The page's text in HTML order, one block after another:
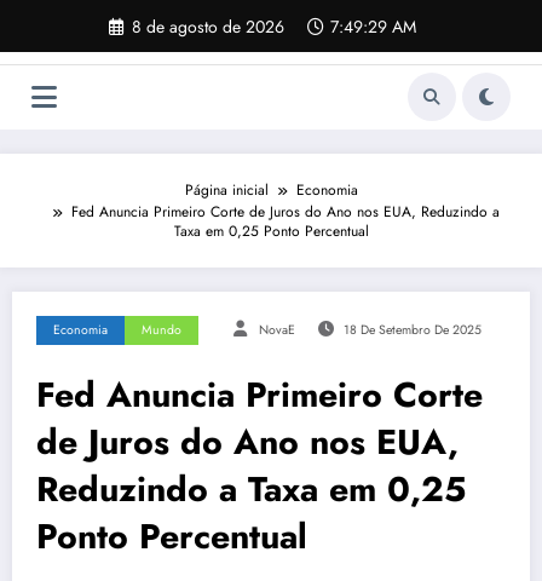
o
8 de agosto de 2026 7:49:30 AM
Página inicial
Economia
Fed Anuncia Primeiro Corte de Juros do Ano nos EUA, Reduzindo a
Taxa em 0,25 Ponto Percentual
Economia Mundo NovaE 18 De Setembro De 2025
Fed Anuncia Primeiro Corte
de Juros do Ano nos EUA,
Reduzindo a Taxa em 0,25
Ponto Percentual